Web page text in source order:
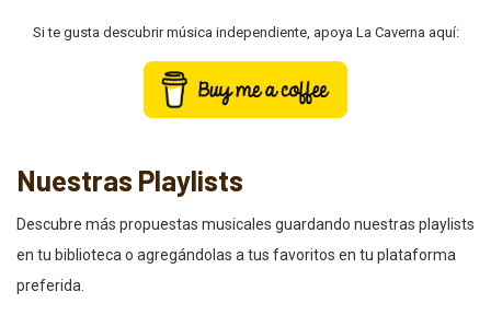
Si te gusta descubrir música independiente, apoya La Caverna aquí:
Nuestras Playlists
Descubre más propuestas musicales guardando nuestras playlists
en tu biblioteca o agregándolas a tus favoritos en tu plataforma
preferida.